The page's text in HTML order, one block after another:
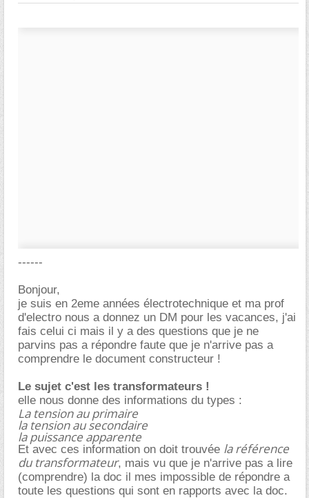
------
Bonjour,
je suis en 2eme années électrotechnique et ma prof
d'electro nous a donnez un DM pour les vacances, j'ai
fais celui ci mais il y a des questions que je ne
parvins pas a répondre faute que je n'arrive pas a
comprendre le document constructeur !
Le sujet c'est les transformateurs !
elle nous donne des informations du types :
La tension au primaire
la tension au secondaire
la puissance apparente
Et avec ces information on doit trouvée la référence
du transformateur, mais vu que je n'arrive pas a lire
(comprendre) la doc il mes impossible de répondre a
toute les questions qui sont en rapports avec la doc.